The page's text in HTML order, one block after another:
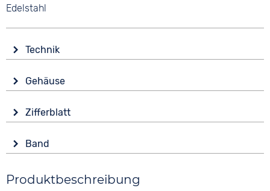
Edelstahl
Technik
Batterie (Quarz)
Funktionen
Alarm
Ewiger Kalender
Wochentagsanzeige
Gehäuse
Mineralglas
Form
Eckig
Material
Zifferblatt
Digital
Schwarz
Band
Silber
Produktbeschreibung